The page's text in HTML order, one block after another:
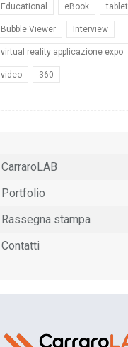
Educational eBook tablet
Bubble Viewer Interview
virtual reality applicazione expo
video 360
CarraroLAB
Portfolio
Rassegna stampa
Contatti